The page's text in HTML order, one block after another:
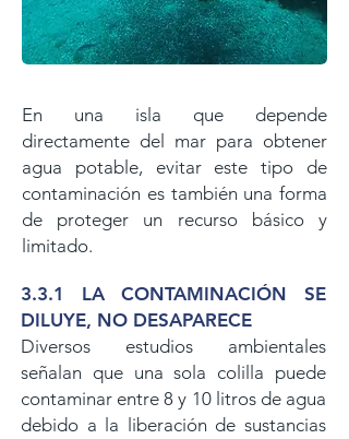
En una isla que depende
directamente del mar para obtener
agua potable, evitar este tipo de
contaminación es también una forma
de proteger un recurso básico y
limitado.
3.3.1 LA CONTAMINACIÓN SE
DILUYE, NO DESAPARECE
Diversos estudios ambientales
señalan que una sola colilla puede
contaminar entre 8 y 10 litros de agua
debido a la liberación de sustancias